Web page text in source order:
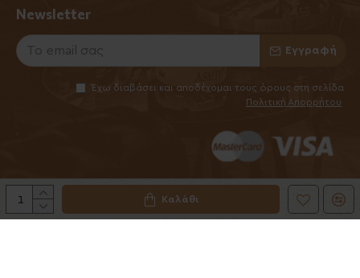
Καλάθι
Newsletter
Εγγραφή
Έχω διαβάσει και αποδέχομαι τους όρους στη σελίδα
Πολιτική Απορρήτου